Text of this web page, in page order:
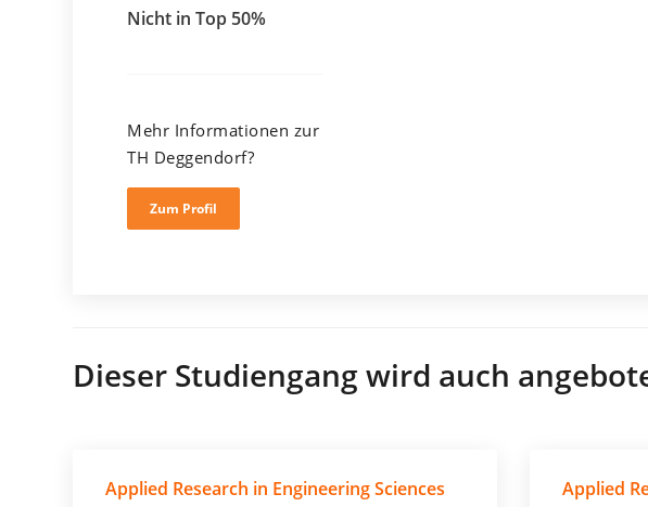
Nicht in Top 50%
Mehr Informationen zur
TH Deggendorf?
Zum Profil
Dieser Studiengang wird auch
Applied Research in Engineering Sciences Applied